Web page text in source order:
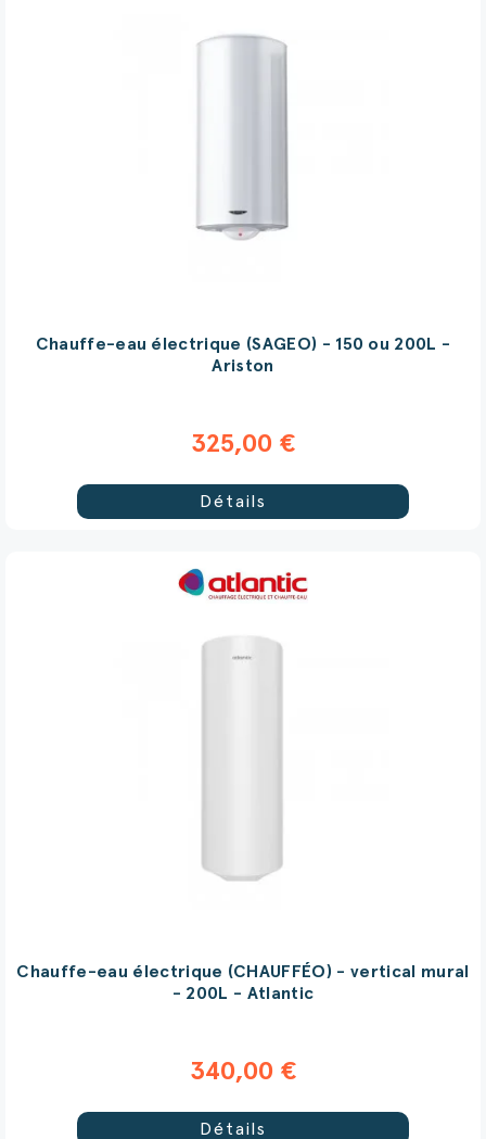
Chauffe-eau électrique (SAGEO) - 150 ou 200L -
Ariston
325,00 €
Détails
Chauffe-eau électrique (CHAUFFÉO) - vertical mural
- 200L - Atlantic
340,00 €
Détails